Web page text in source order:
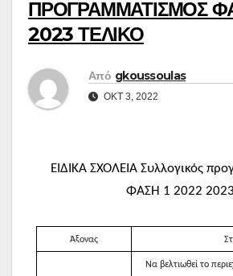
ΠΡΟΓΡΑΜΜΑΤΙΣΜΟΣ
2023 ΤΕΛΙΚΟ
Από gkoussoulas
ΟΚΤ 3, 2022
ΕΙΔΙΚΑ ΣΧΟΛΕΙΑ Συλλογικός
ΦΑΣΗ 1 2022 2023
Άξονας
Να βελτιωθεί το